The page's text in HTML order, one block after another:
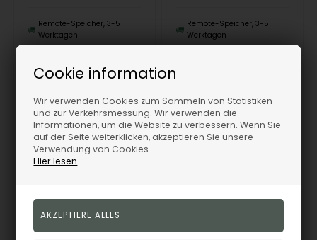
Cookie information
Wir verwenden Cookies zum Sammeln von Statistiken
und zur Verkehrsmessung. Wir verwenden die
Informationen, um die Website zu verbessern. Wenn Sie
auf der Seite weiterklicken, akzeptieren Sie unsere
Verwendung von Cookies.
Hier lesen
Remote-Speicher, 3-5
Werktagen
Remote-Speicher, 3-5
Werktagen
BNH